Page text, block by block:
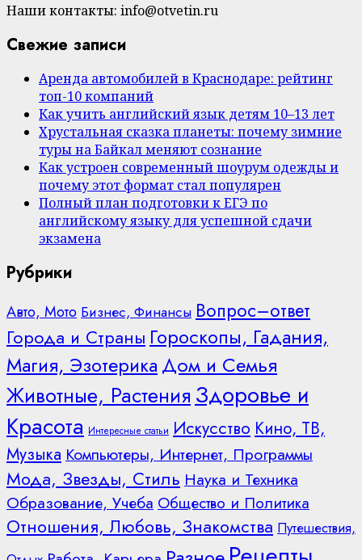
Наши контакты: info@otvetin.ru
Свежие записи
Аренда автомобилей в Краснодаре: рейтинг
топ-10 компаний
Как учить английский язык детям 10–13 лет
Хрустальная сказка планеты: почему зимние
туры на Байкал меняют сознание
Как устроен современный шоурум одежды и
почему этот формат стал популярен
Полный план подготовки к ЕГЭ по
английскому языку для успешной сдачи
экзамена
Рубрики
Авто, МотоБизнес, Финансы Вопрос–ответ
Города и Страны Гороскопы, Гадания,
Магия, Эзотерика Дом и Семья
Животные, Растения Здоровье и
Красота Интересные статьи Искусство Кино, ТВ,
Музыка Компьютеры, Интернет, Программы
Мода, Звезды, Стиль Наука и Техника
Образование, Учеба Общество и Политика
Отношения, Любовь, Знакомства Путешествия,